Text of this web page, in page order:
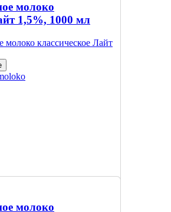
молоко
1,5%, 1000 мл
молоко